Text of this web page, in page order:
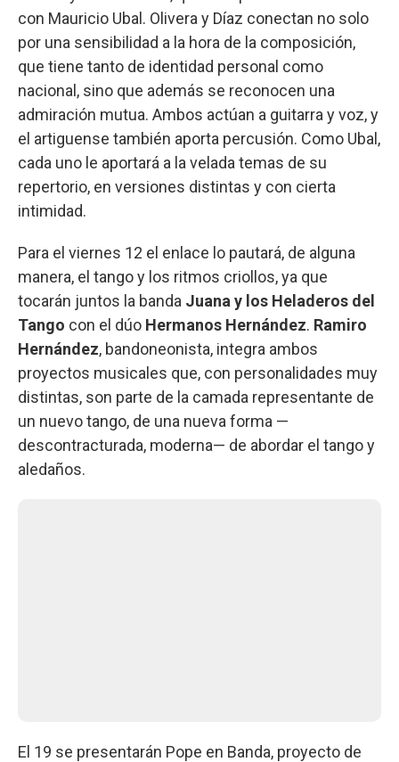
con Mauricio Ubal. Olivera y Díaz conectan no solo
por una sensibilidad a la hora de la composición,
que tiene tanto de identidad personal como
nacional, sino que además se reconocen una
admiración mutua. Ambos actúan a guitarra y voz, y
el artiguense también aporta percusión. Como Ubal,
cada uno le aportará a la velada temas de su
repertorio, en versiones distintas y con cierta
intimidad.
Para el viernes 12 el enlace lo pautará, de alguna
manera, el tango y los ritmos criollos, ya que
tocarán juntos la banda Juana y los Heladeros del
Tango con el dúo Hermanos Hernández. Ramiro
Hernández, bandoneonista, integra ambos
proyectos musicales que, con personalidades muy
distintas, son parte de la camada representante de
un nuevo tango, de una nueva forma —
descontracturada, moderna— de abordar el tango y
aledaños.
El 19 se presentarán Pope en Banda, proyecto de